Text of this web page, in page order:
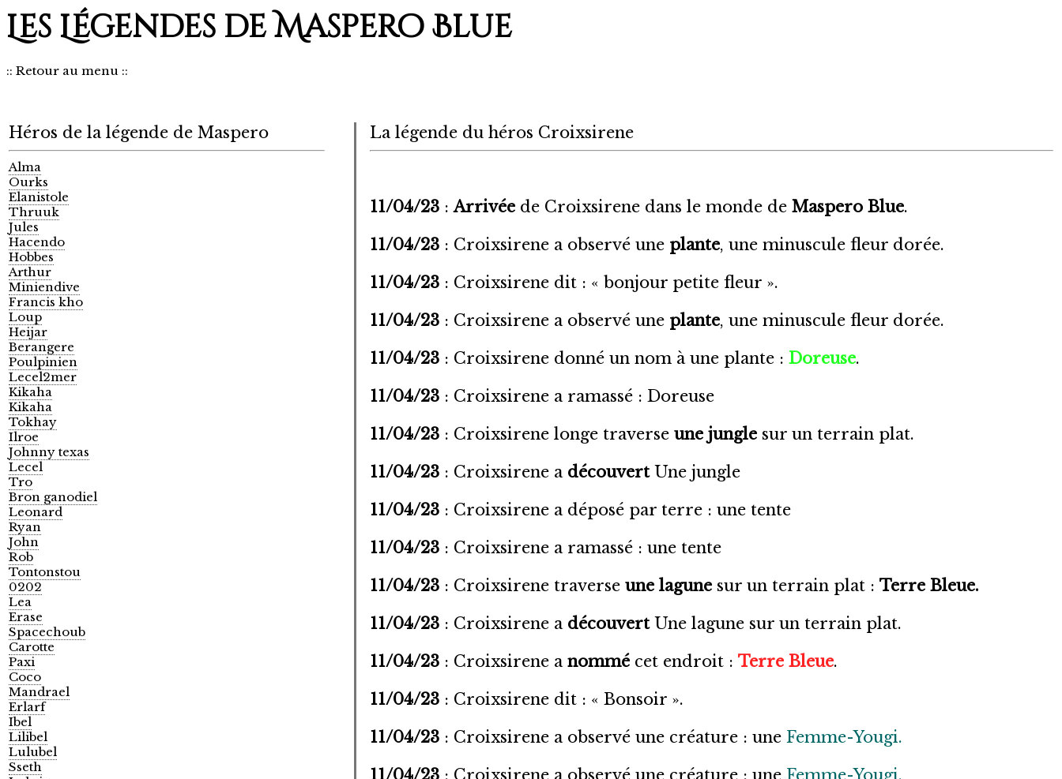
Les Légendes de Maspero Blue
:: Retour au menu ::
Héros de la légende de Maspero
Alma
Ourks
Elanistole
Thruuk
Jules
Hacendo
Hobbes
Arthur
Miniendive
Francis kho
Loup
Heijar
Berangere
Poulpinien
Lecel2mer
Kikaha
Kikaha
Tokhay
Ilroe
Johnny texas
Lecel
Tro
Bron ganodiel
Leonard
Ryan
John
Rob
Tontonstou
0202
Lea
Erase
Spacechoub
Carotte
Paxi
Coco
Mandrael
Erlarf
Ibel
Lilibel
Lulubel
Sseth
La légende du héros Croixsirene
11/04/23 :Arrivée de Croixsirene dans le monde de Maspero Blue.
11/04/23 : Croixsirene a observé une plante, une minuscule fleur dorée.
11/04/23 : Croixsirene dit : « bonjour petite fleur ».
11/04/23 : Croixsirene a observé une plante, une minuscule fleur dorée.
11/04/23 : Croixsirene donné un nom à une plante : Doreuse.
11/04/23 : Croixsirene a ramassé : Doreuse
11/04/23 : Croixsirene longe traverse une jungle sur un terrain plat.
11/04/23 : Croixsirene a découvertUne jungle
11/04/23 : Croixsirene a déposé par terre : une tente
11/04/23 : Croixsirene a ramassé : une tente
11/04/23 : Croixsirene traverse une lagune sur un terrain plat : Terre Bleue.
11/04/23 : Croixsirene a découvertUne lagune sur un terrain plat.
11/04/23 : Croixsirene a nommé cet endroit : Terre Bleue.
11/04/23 : Croixsirene dit : « Bonsoir ».
11/04/23 : Croixsirene a observé une créature : une Femme-Yougi.
11/04/23 : Croixsirene a observé une créature : une Femme-Yougi.